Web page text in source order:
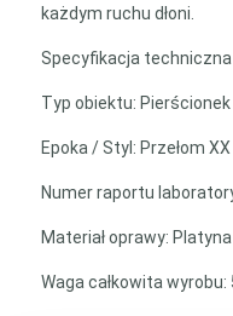
każdym ruchu dłoni.
Specyfikacja techniczna
Typ obiektu:
Epoka / Styl: Przełom
Numer raportu
Materiał oprawy:
Waga całkowita wyrobu: